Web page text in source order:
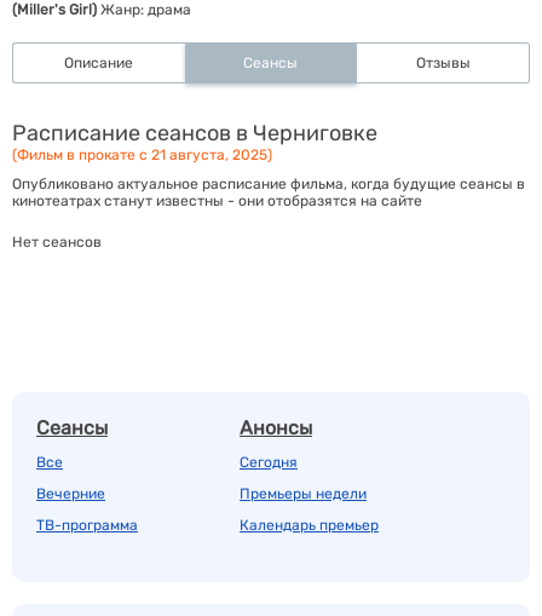
(Miller's Girl) Жанр: драма
Описание Сеансы Отзывы
Расписание сеансов в Черниговке
(Фильм в прокате с 21 августа, 2025)
Опубликовано актуальное расписание фильма, когда будущие сеансы в
кинотеатрах станут известны - они отобразятся на сайте
Нет сеансов
Сеансы
Все
Вечерние
ТВ-программа
Анонсы
Сегодня
Премьеры недели
Календарь премьер